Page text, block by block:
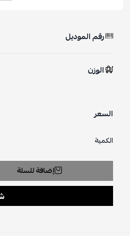
رقم الموديل
الوزن
السعر
الكمية
إضافة للسلة